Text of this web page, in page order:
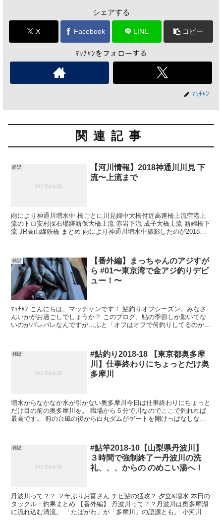
シェアする
X Facebook LINE コピー
ﾏｯﾁｬﾝをフォローする
ﾏｯﾁｬﾝ
関連記事
雑記
【河川情報】2018神通川川見 下
流〜上流まで
雨により神通川増水中 橋ごとに川見婦中大橋付近高速橋上流空港上
流のトロ安村採石場跡新保大橋上流 赤岩下流 成子大橋上流 新婦橋下
流 JR高山線鉄橋 まとめ 雨により神通川増水中撮影したのが2018年7
雑記
【番外編】まっちゃんのアジすが
ら #01〜東京湾で金アジ釣りデビ
ュー！〜
ﾏｯﾁｬﾝ こんにちは、マッチャンです！ 鮎釣りオフシーズン、みなさ
んいかがお過ごしでしょうか？ このブログ、鮎の季節しか動いてな
いのがバレバレなんですが…ふと「オフはオフで何釣りしてるのか、
雑記
#鮎釣り2018-18 【東京都奥多摩
川】仕事終わりにちょっとだけ奥
多摩川
増水からなかなか水が引かない奥多摩川今日は仕事終わりにちょっと
だけ目の前の奥多摩川を。 職場から５分で川なのでここで釣れれば
最高です。 前の台風の後から白丸ダムがゲートを開けっぱなしなの
雑記
#鮎竿2018-10【山梨県丹波川】
３時間で強制終了ー丹波川の洗
礼、、、からの のめこい湯へ！
丹波川って？？ ２年ぶりお富さん チビ鮎の猛攻？ 夕立&増水 本日の
タックル・釣果まとめ 【番外編】 丹波川って？？丹波川は奥多摩湖
に流れ込む清流。 「たばがわ」が「多摩川」の語源とも。 小河川だ